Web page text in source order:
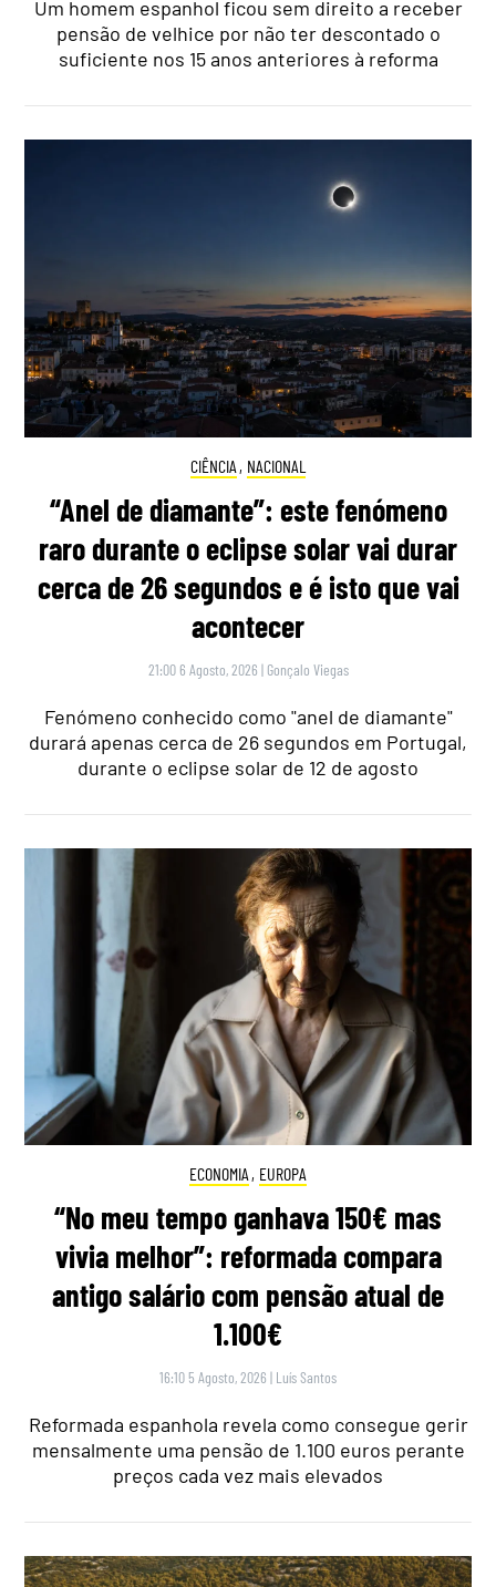
Um homem espanhol ficou sem direito a receber
pensão de velhice por não ter descontado o
suficiente nos 15 anos anteriores à reforma
CIÊNCIA , NACIONAL
“Anel de diamante”: este fenómeno
raro durante o eclipse solar vai durar
cerca de 26 segundos e é isto que vai
acontecer
21:00 6 Agosto, 2026 | Gonçalo Viegas
Fenómeno conhecido como "anel de diamante"
durará apenas cerca de 26 segundos em Portugal,
durante o eclipse solar de 12 de agosto
ECONOMIA , EUROPA
“No meu tempo ganhava 150€ mas
vivia melhor”: reformada compara
antigo salário com pensão atual de
1.100€
16:10 5 Agosto, 2026 | Luís Santos
Reformada espanhola revela como consegue gerir
mensalmente uma pensão de 1.100 euros perante
preços cada vez mais elevados